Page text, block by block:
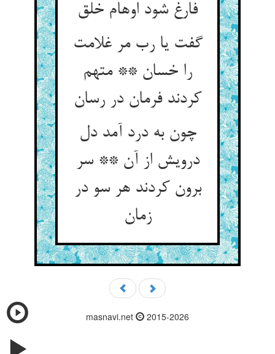
فارغ شود اوهام خلق‏
گفت یا رب مر غلامت
را خسان ** متهم
کردند فرمان در رسان‏
چون به درد آمد دل
درویش از آن ** سر
برون کردند هر سو در
زمان‏
masnavi.net 2015-2026